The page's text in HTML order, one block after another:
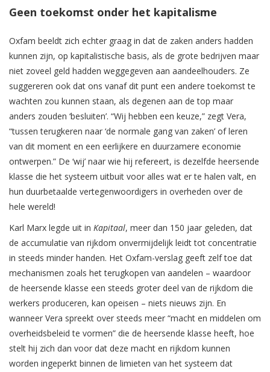
Geen toekomst onder het kapitalisme
Oxfam beeldt zich echter graag in dat de zaken anders hadden
kunnen zijn, op kapitalistische basis, als de grote bedrijven maar
niet zoveel geld hadden weggegeven aan aandeelhouders. Ze
suggereren ook dat ons vanaf dit punt een andere toekomst te
wachten zou kunnen staan, als degenen aan de top maar
anders zouden ‘besluiten’. “Wij hebben een keuze,” zegt Vera,
“tussen terugkeren naar ‘de normale gang van zaken’ of leren
van dit moment en een eerlijkere en duurzamere economie
ontwerpen.” De ‘wij’ naar wie hij refereert, is dezelfde heersende
klasse die het systeem uitbuit voor alles wat er te halen valt, en
hun duurbetaalde vertegenwoordigers in overheden over de
hele wereld!
Karl Marx legde uit in Kapitaal, meer dan 150 jaar geleden, dat
de accumulatie van rijkdom onvermijdelijk leidt tot concentratie
in steeds minder handen. Het Oxfam-verslag geeft zelf toe dat
mechanismen zoals het terugkopen van aandelen – waardoor
de heersende klasse een steeds groter deel van de rijkdom die
werkers produceren, kan opeisen – niets nieuws zijn. En
wanneer Vera spreekt over steeds meer “macht en middelen om
overheidsbeleid te vormen” die de heersende klasse heeft, hoe
stelt hij zich dan voor dat deze macht en rijkdom kunnen
worden ingeperkt binnen de limieten van het systeem dat